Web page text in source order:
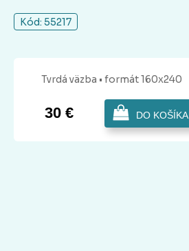
Kód: 55217
Tvrdá väzba • formát 160x240
30 € DO KOŠÍKA